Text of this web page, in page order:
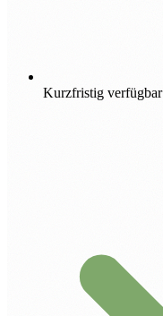
Kurzfristig verfügbar